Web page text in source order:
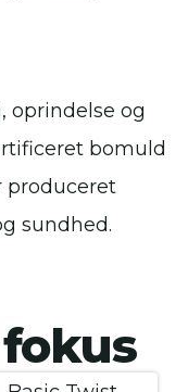
og
bomuld
produceret
sundhed.